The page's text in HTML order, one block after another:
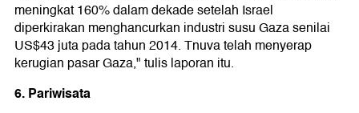
meningkat 160% dalam dekade setelah Israel
diperkirakan menghancurkan industri susu Gaza senilai
US$43 juta pada tahun 2014. Tnuva telah menyerap
kerugian pasar Gaza," tulis laporan itu.
6. Pariwisata